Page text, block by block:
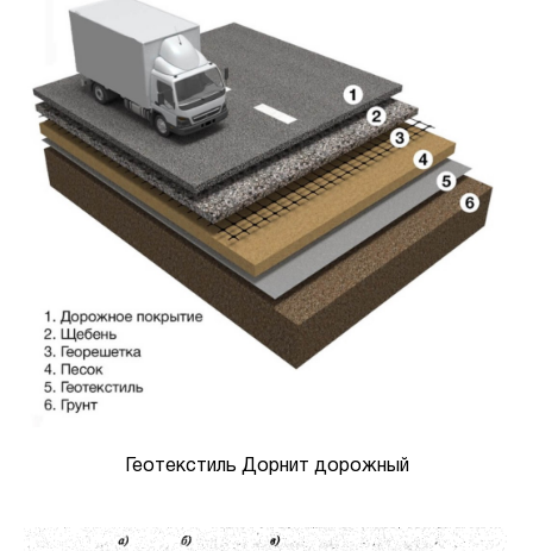
Геотекстиль Дорнит дорожный